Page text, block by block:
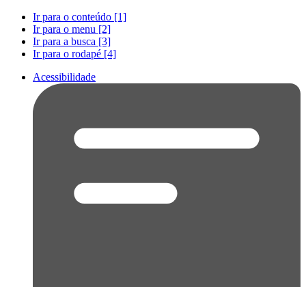
Ir para o conteúdo [1]
Ir para o menu [2]
Ir para a busca [3]
Ir para o rodapé [4]
Acessibilidade